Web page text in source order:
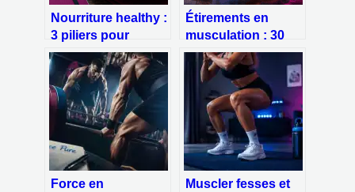
Nourriture healthy :
3 piliers pour
transformer votre
assiette sans
frustration
Étirements en
musculation : 30
secondes de
tension, 4 règles
pour gagner en
mobilité et éviter les
blessures
Force en
Muscler fesses et